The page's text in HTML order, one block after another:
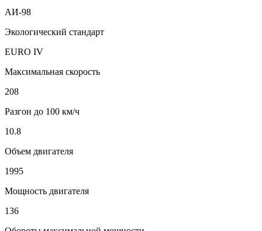
АИ-98
Экологический стандарт
EURO IV
Максимальная скорость
208
Разгон до 100 км/ч
10.8
Объем двигателя
1995
Мощность двигателя
136